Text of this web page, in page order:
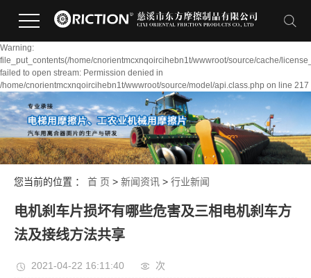
Warning:
file_put_contents(/home/cnorientmcxnqoircihebn1t/wwwroot/source/cache/
failed to open stream: Permission denied in
/home/cnorientmcxnqoircihebn1t/wwwroot/source/model/api.class.php on line 217
您当前的位置 ： 首 页 > 新闻资讯 > 行业新闻
电机刹车片损坏有哪些危害及三相电机刹车方
法及接线方法共享
2021-04-22 16:11:40 次